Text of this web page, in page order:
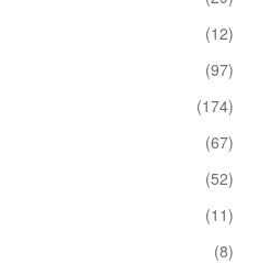
(12)
(97)
(174)
(67)
(52)
(11)
(8)